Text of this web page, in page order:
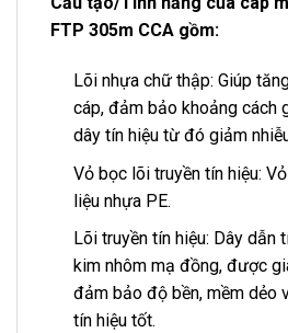
FTP 305m CCA gồm:
Lõi nhựa chữ thập: Giúp
cáp, đảm bảo khoảng cách
dây tín hiệu từ đó giảm
Vỏ bọc lõi truyền tín hiệu:
liệu nhựa PE.
Lõi truyền tín hiệu: Dây dẫn
kim nhôm mạ đồng, được
đảm bảo độ bền, mềm dẻo
tín hiệu tốt.